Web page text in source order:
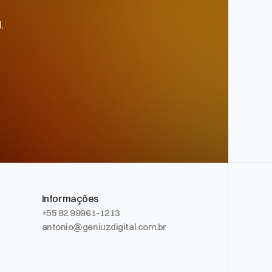
Informações
+55 82 99961-1213
antonio@geniuzdigital.com.br